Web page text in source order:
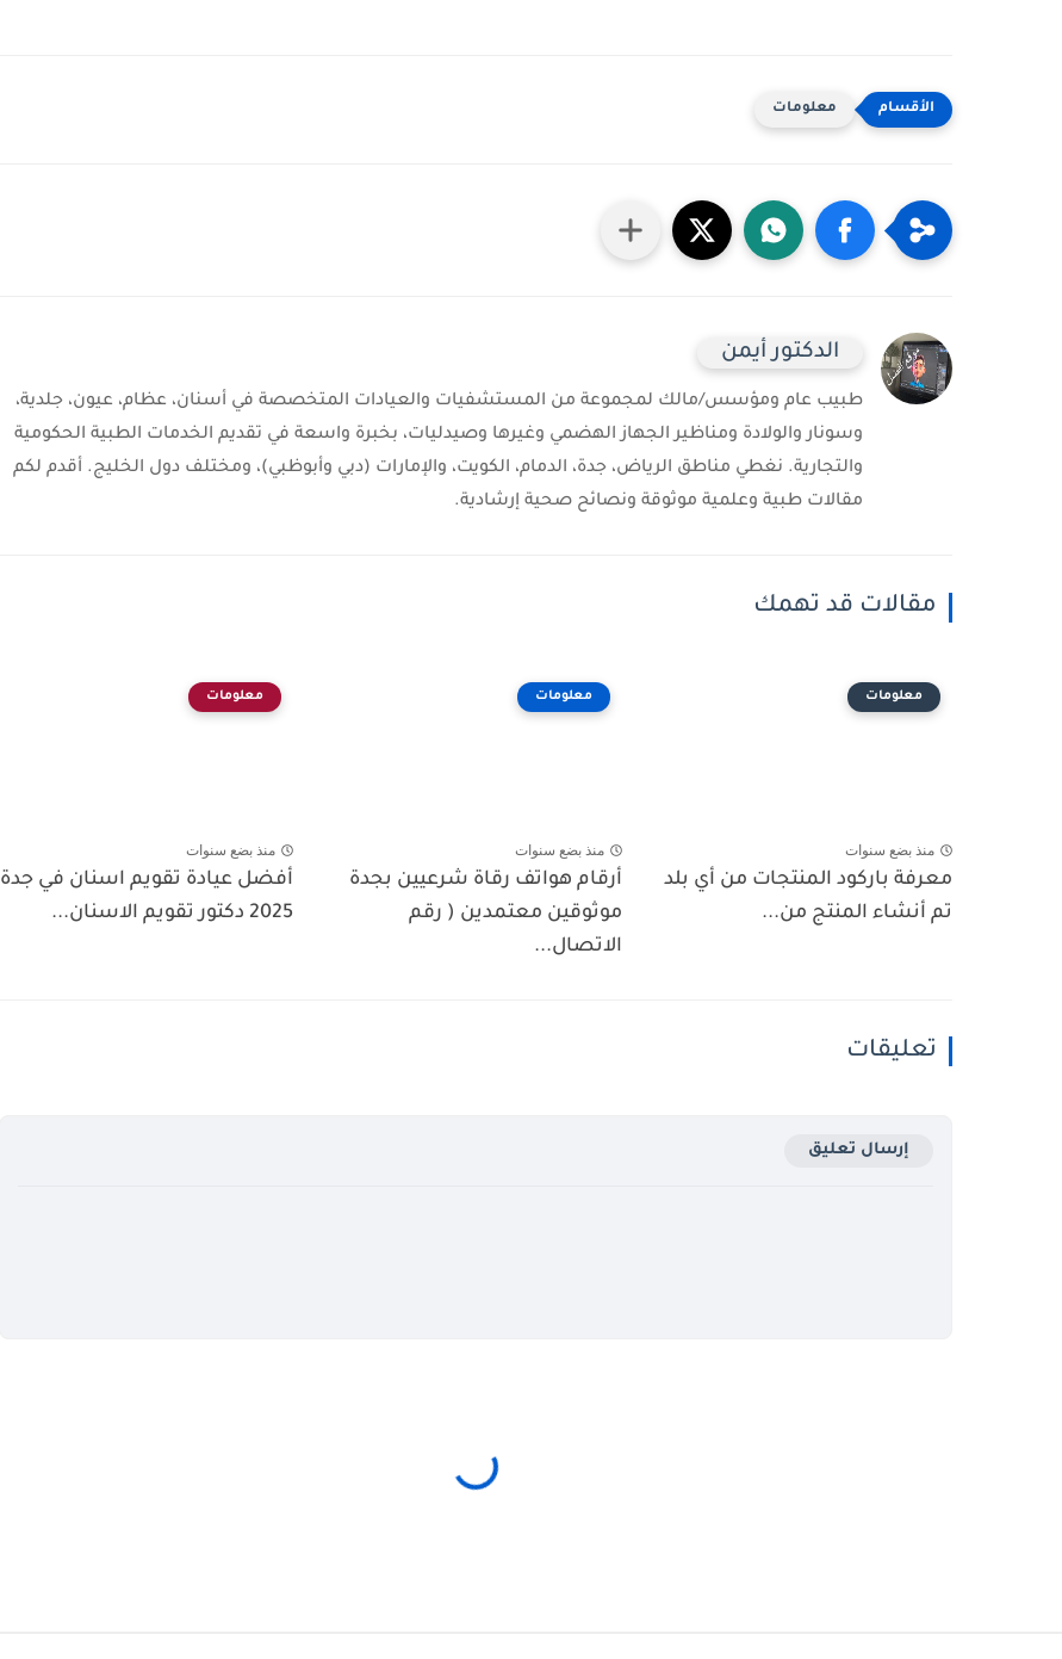
معلومات
الدكتور أيمن
طبيب عام ومؤسس/مالك لمجموعة من المستشفيات والعيادات المتخصصة في أسنان، عظام، عيون، جلدية،
وسونار والولادة ومناظير الجهاز الهضمي وغيرها وصيدليات، بخبرة واسعة في تقديم الخدمات الطبية الحكومية
والتجارية. نغطي مناطق الرياض، جدة، الدمام، الكويت، والإمارات (دبي وأبوظبي)، ومختلف دول الخليج. أقدم لكم
مقالات طبية وعلمية موثوقة ونصائح صحية إرشادية.
مقالات قد تهمك
معلومات
منذ بضع سنوات
معرفة باركود المنتجات من أي بلد
تم أنشاء المنتج من...
معلومات
منذ بضع سنوات
أرقام هواتف رقاة شرعيين بجدة
موثوقين معتمدين ( رقم
الاتصال...
معلومات
منذ بضع سنوات
أفضل عيادة تقويم اسنان في جدة
2025 دكتور تقويم الاسنان...
تعليقات
إرسال تعليق